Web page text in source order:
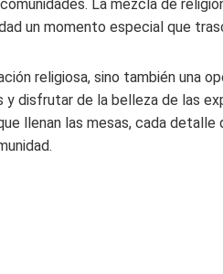
La mezcla de
un momento especial que
religiosa, sino también una
disfrutar de la belleza de las
llenan las mesas, cada detalle